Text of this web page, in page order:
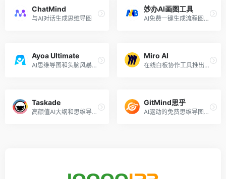
ChatMind
与AI对话生成思维导图
妙办AI画图工具
AI免费一键生成流程图、思维导图
Ayoa Ultimate
AI思维导图和头脑风暴工具
Miro AI
在线白板协作工具推出的AI功能，Beta测试中
Taskade
高颜值AI大纲和思维导图生成
GitMind思乎
AI驱动的免费思维导图工具